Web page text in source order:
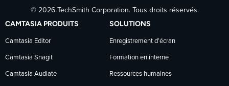
TechSmith
sur
Facebook
TechSmith
sur
LinkedIn
TechSmith
sur
YouTube
© 2026 TechSmith Corporation. Tous droits réservés.
CAMTASIA PRODUITS
Camtasia Editor
Camtasia Snagit
Camtasia Audiate
SOLUTIONS
Enregistrement d’écran
Formation en interne
Ressources humaines